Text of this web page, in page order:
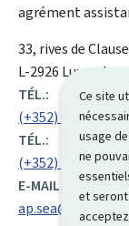
Ce site
usage
ne
et
agrément
ADRESSE
:
33, rives de
L-2926
TÉL.:
(+352) 247 76 597
TÉL.:
(+352) 247 86 507
E-MAIL:
ap.sea@men.lu